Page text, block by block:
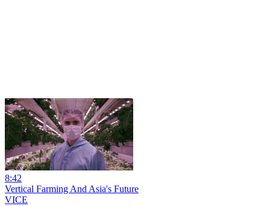
8:42
Vertical Farming And Asia's Future
VICE